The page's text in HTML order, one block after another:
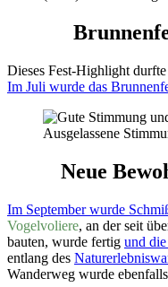
Dieses Fest-Highlight
Im Juli wurde das
Ausgelassene
Neue
Im September wurde
Vogelvoliere, an der seit
bauten, wurde fertig und
entlang des
Wanderweg wurde